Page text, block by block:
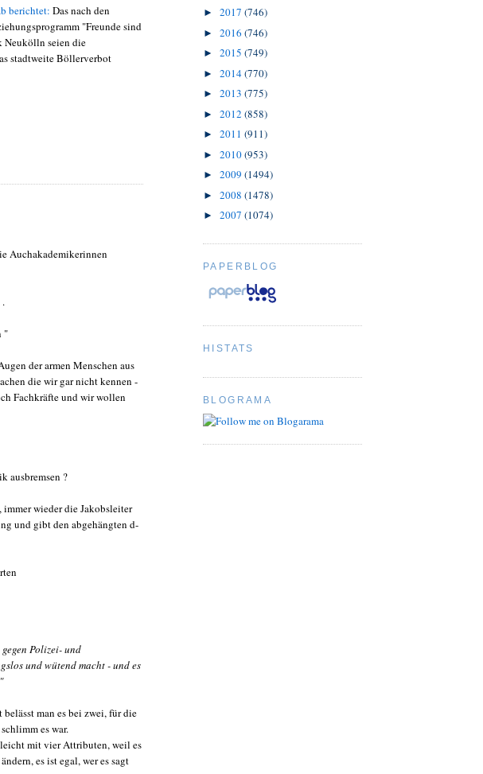
berichtet: Das nach den
"Freunde sind
Neukölln seien die
stadtweite Böllerverbot
Auchakademikerinnen
.
"
der armen Menschen aus
die wir gar nicht kennen -
Fachkräfte und wir wollen
ausbremsen ?
wieder die Jakobsleiter
und gibt den abgehängten d-
Polizei- und
und wütend macht - und es
man es bei zwei, für die
es war.
mit vier Attributen, weil es
es ist egal, wer es sagt
► 2017 (746)
► 2016 (746)
► 2015 (749)
► 2014(770)
► 2013 (775)
► 2012 (858)
► 2011 (911)
► 2010(953)
► 2009 (1494)
► 2008 (1478)
► 2007 (1074)
PAPERBLOG
HISTATS
BLOGRAMA